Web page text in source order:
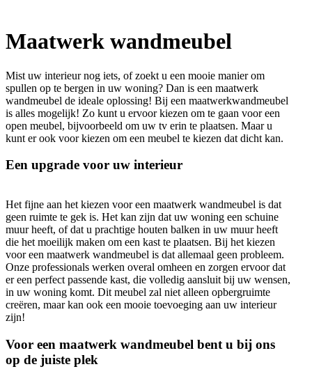
Maatwerk wandmeubel
Mist uw interieur nog iets, of zoekt u een mooie manier om
spullen op te bergen in uw woning? Dan is een maatwerk
wandmeubel de ideale oplossing! Bij een maatwerkwandmeubel
is alles mogelijk! Zo kunt u ervoor kiezen om te gaan voor een
open meubel, bijvoorbeeld om uw tv erin te plaatsen. Maar u
kunt er ook voor kiezen om een meubel te kiezen dat dicht kan.
Een upgrade voor uw interieur
Het fijne aan het kiezen voor een maatwerk wandmeubel is dat
geen ruimte te gek is. Het kan zijn dat uw woning een schuine
muur heeft, of dat u prachtige houten balken in uw muur heeft
die het moeilijk maken om een kast te plaatsen. Bij het kiezen
voor een maatwerk wandmeubel is dat allemaal geen probleem.
Onze professionals werken overal omheen en zorgen ervoor dat
er een perfect passende kast, die volledig aansluit bij uw wensen,
in uw woning komt. Dit meubel zal niet alleen opbergruimte
creëren, maar kan ook een mooie toevoeging aan uw interieur
zijn!
Voor een maatwerk wandmeubel bent u bij ons
op de juiste plek